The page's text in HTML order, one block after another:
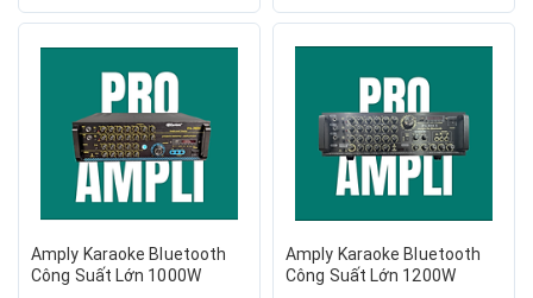
Amply Karaoke Bluetooth
Công Suất Lớn 1000W
Amply Karaoke Bluetooth
Công Suất Lớn 1200W